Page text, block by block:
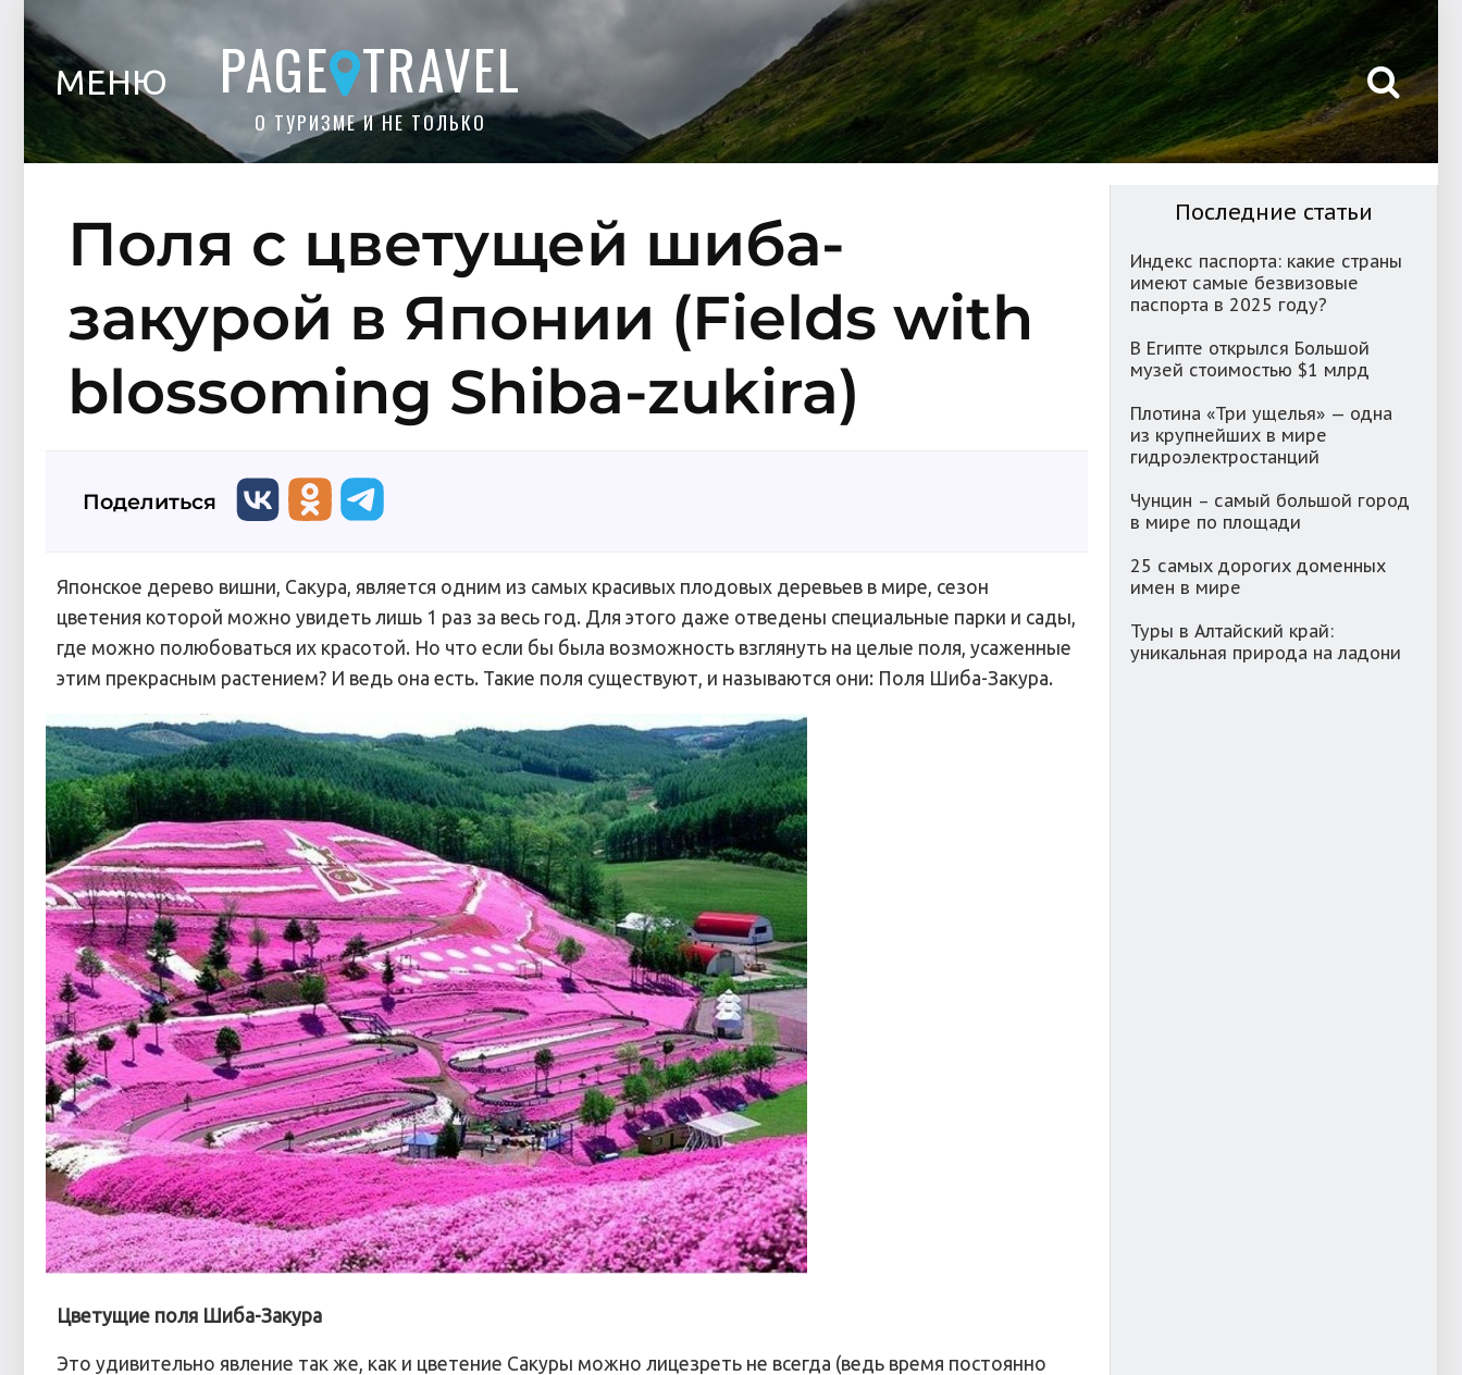
МЕНЮ PAGE TRAVEL
О ТУРИЗМЕ И НЕ ТОЛЬКО
Поля с цветущей шиба-
закурой в Японии (Fields with
blossoming Shiba-zukira)
Поделиться
Японское дерево вишни, Сакура, является одним из самых красивых плодовых деревьев в мире, сезон
цветения которой можно увидеть лишь 1 раз за весь год. Для этого даже отведены специальные парки и сады,
где можно полюбоваться их красотой. Но что если бы была возможность взглянуть на целые поля, усаженные
этим прекрасным растением? И ведь она есть. Такие поля существуют, и называются они: Поля Шиба-Закура.
Цветущие поля Шиба-Закура
Это удивительно явление так же, как и цветение Сакуры можно лицезреть не всегда (ведь время постоянно
Последние статьи
Индекс паспорта: какие страны
имеют самые безвизовые
паспорта в 2025 году?
В Египте открылся Большой
музей стоимостью $1 млрд
Плотина «Три ущелья» — одна
из крупнейших в мире
гидроэлектростанций
Чунцин – самый большой город
в мире по площади
25 самых дорогих доменных
имен в мире
Туры в Алтайский край:
уникальная природа на ладони